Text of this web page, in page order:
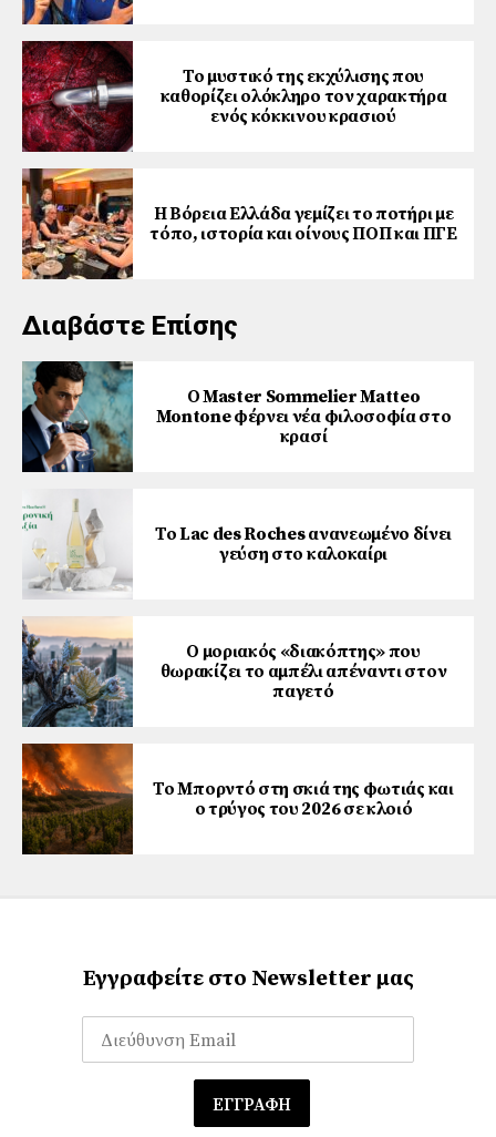
Το μυστικό της εκχύλισης που
καθορίζει ολόκληρο τον χαρακτήρα
ενός κόκκινου κρασιού
Η Βόρεια Ελλάδα γεμίζει το ποτήρι με
τόπο, ιστορία και οίνους ΠΟΠ και ΠΓΕ
Διαβάστε Επίσης
Ο Master Sommelier Matteo
Montone φέρνει νέα φιλοσοφία στο
κρασί
Το Lac des Roches ανανεωμένο δίνει
γεύση στο καλοκαίρι
Ο μοριακός «διακόπτης» που
θωρακίζει το αμπέλι απέναντι στον
παγετό
Το Μπορντό στη σκιά της φωτιάς και
ο τρύγος του 2026 σε κλοιό
Εγγραφείτε στο Newsletter μας